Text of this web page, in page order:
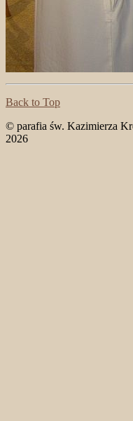
Back to Top
© parafia św. Kazimierza
2026